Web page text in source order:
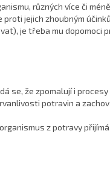
různých více či
jejich zhoubným
je třeba mu dopomoci
se, že zpomalují i
potravin a
z potravy přijímá.